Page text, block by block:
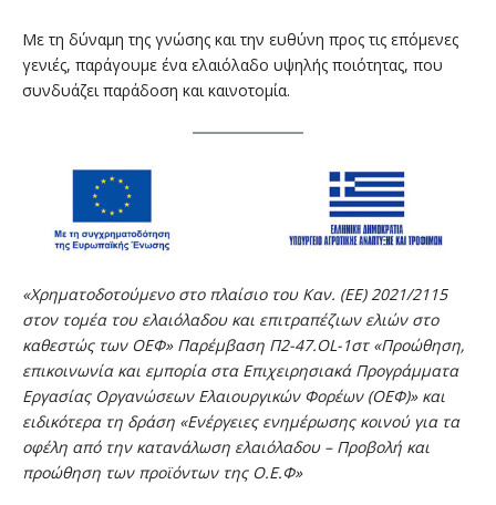
Με τη δύναμη της γνώσης και την ευθύνη προς τις επόμενες
γενιές, παράγουμε ένα ελαιόλαδο υψηλής ποιότητας, που
συνδυάζει παράδοση και καινοτομία.
«Χρηματοδοτούμενο στο πλαίσιο του Καν. (ΕΕ) 2021/2115
στον τομέα του ελαιόλαδου και επιτραπέζιων ελιών στο
καθεστώς των ΟΕΦ» Παρέμβαση Π2-47.OL-1στ «Προώθηση,
επικοινωνία και εμπορία στα Επιχειρησιακά Προγράμματα
Εργασίας Οργανώσεων Ελαιουργικών Φορέων (ΟΕΦ)» και
ειδικότερα τη δράση «Ενέργειες ενημέρωσης κοινού για τα
οφέλη από την κατανάλωση ελαιόλαδου – Προβολή και
προώθηση των προϊόντων της Ο.Ε.Φ»